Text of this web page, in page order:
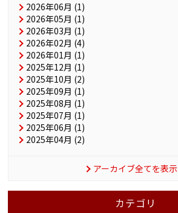
2026年06月 (1)
2026年05月 (1)
2026年03月 (1)
2026年02月 (4)
2026年01月 (1)
2025年12月 (1)
2025年10月 (2)
2025年09月 (1)
2025年08月 (1)
2025年07月 (1)
2025年06月 (1)
2025年04月 (2)
アーカイブ全てを表示
カテゴリ